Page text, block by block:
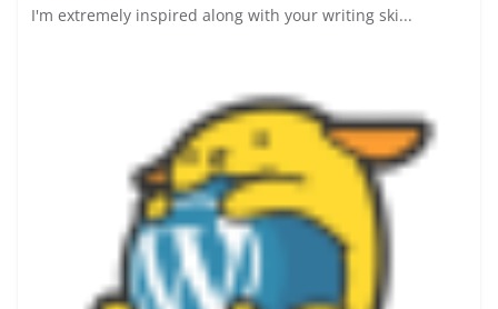
I'm extremely inspired along with your writing ski...